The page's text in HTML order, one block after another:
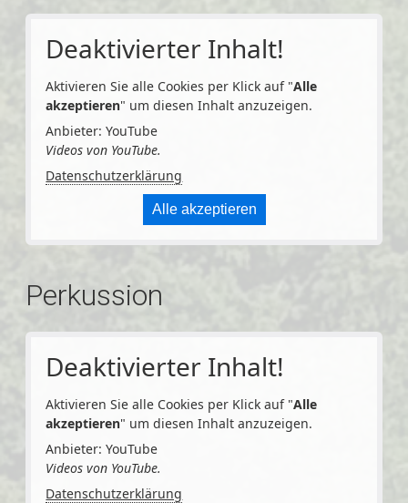
Deaktivierter Inhalt!
Aktivieren Sie alle Cookies per Klick auf "Alle
akzeptieren" um diesen Inhalt anzuzeigen.
Anbieter: YouTube
Videos von YouTube.
Datenschutzerklärung
Alle akzeptieren
Perkussion
Deaktivierter Inhalt!
Aktivieren Sie alle Cookies per Klick auf "Alle
akzeptieren" um diesen Inhalt anzuzeigen.
Anbieter: YouTube
Videos von YouTube.
Datenschutzerklärung